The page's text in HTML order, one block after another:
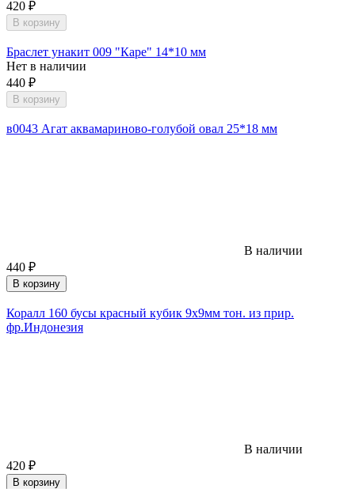
420 ₽
В корзину
Браслет унакит 009 "Каре" 14*10 мм
Нет в наличии
440 ₽
В корзину
в0043 Агат аквамариново-голубой овал 25*18 мм
В наличии
440 ₽
В корзину
Коралл 160 бусы красный кубик 9х9мм тон. из прир.
фр.Индонезия
В наличии
420 ₽
В корзину